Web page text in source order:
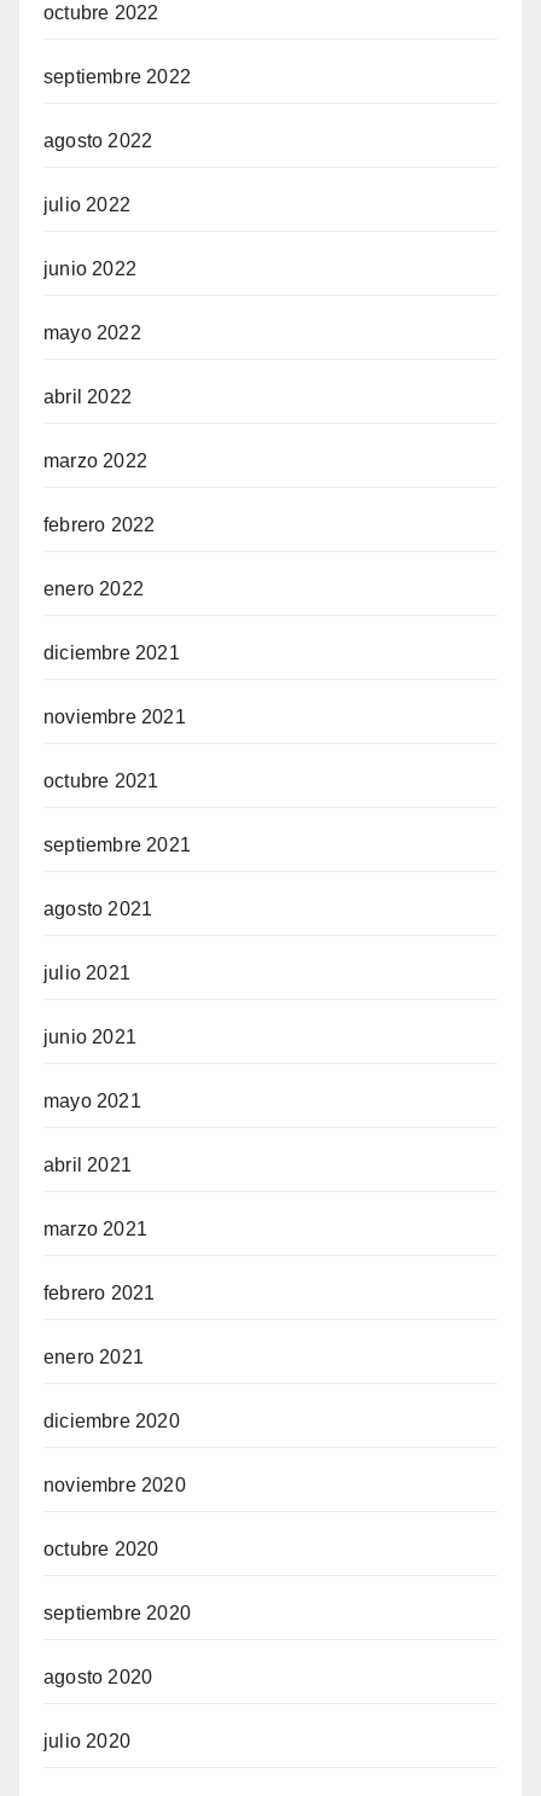
octubre 2022
septiembre 2022
agosto 2022
julio 2022
junio 2022
mayo 2022
abril 2022
marzo 2022
febrero 2022
enero 2022
diciembre 2021
noviembre 2021
octubre 2021
septiembre 2021
agosto 2021
julio 2021
junio 2021
mayo 2021
abril 2021
marzo 2021
febrero 2021
enero 2021
diciembre 2020
noviembre 2020
octubre 2020
septiembre 2020
agosto 2020
julio 2020